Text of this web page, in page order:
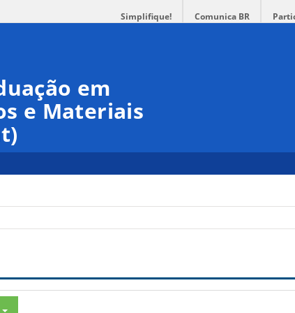
Simplifique! Comunica BR
em
e Materiais